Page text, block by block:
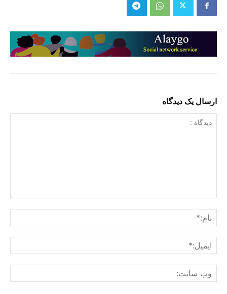
ارسال یک دیدگاه